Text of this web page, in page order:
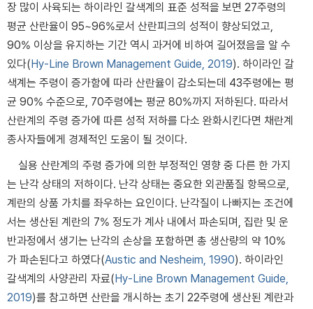
장 많이 사육되는 하이라인 갈색계의 표준 성적을 보면 27주령의
평균 산란율이 95~96%로서 산란피크의 성적이 향상되었고,
90% 이상을 유지하는 기간 역시 과거에 비하여 길어졌음을 알 수
있다(Hy-Line Brown Management Guide, 2019). 하이라인 갈
색계는 주령이 증가함에 따라 산란율이 감소되는데 43주령에는 평
균 90% 수준으로, 70주령에는 평균 80%까지 저하된다. 따라서
산란계의 주령 증가에 따른 성적 저하를 다소 완화시킨다면 채란계
종사자들에게 경제적인 도움이 될 것이다.
실용 산란계의 주령 증가에 의한 부정적인 영향 중 다른 한 가지
는 난각 상태의 저하이다. 난각 상태는 중요한 외관품질 항목으로,
계란의 상품 가치를 좌우하는 요인이다. 난각질이 나빠지는 조건에
서는 생산된 계란의 7% 정도가 계사 내에서 파손되며, 집란 및 운
반과정에서 생기는 난각의 손상을 포함하면 총 생산량의 약 10%
가 파손된다고 하였다(Austic and Nesheim, 1990). 하이라인
갈색계의 사양관리 자료(Hy-Line Brown Management Guide,
2019)를 참고하면 산란을 개시하는 초기 22주령에 생산된 계란과